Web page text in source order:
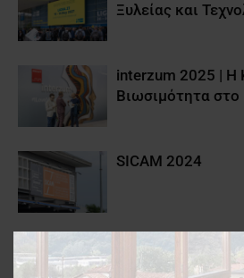
Ξυλείας και
interzum 2025 | Η
Βιωσιμότητα στο
SICAM 2024